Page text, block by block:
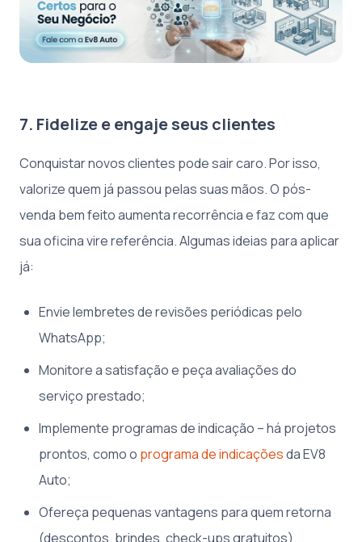
7. Fidelize e engaje seus clientes
Conquistar novos clientes pode sair caro. Por isso,
valorize quem já passou pelas suas mãos. O pós-
venda bem feito aumenta recorrência e faz com que
sua oficina vire referência. Algumas ideias para aplicar
já:
Envie lembretes de revisões periódicas pelo
WhatsApp;
Monitore a satisfação e peça avaliações do
serviço prestado;
Implemente programas de indicação – há projetos
prontos, como o programa de indicaçõesda EV8
Auto;
Ofereça pequenas vantagens para quem retorna
(descontos, brindes, check-ups gratuitos).